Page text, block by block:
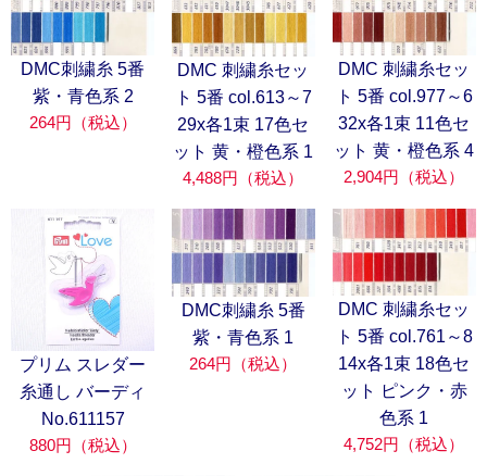
DMC刺繍糸 5番
紫・青色系 2
264円（税込）
DMC 刺繍糸セッ
ト 5番 col.613～7
29x各1束 17色セ
ット 黄・橙色系 1
4,488円（税込）
DMC 刺繍糸セッ
ト 5番 col.977～6
32x各1束 11色セ
ット 黄・橙色系 4
2,904円（税込）
プリム スレダー
糸通し バーディ
No.611157
880円（税込）
DMC刺繍糸 5番
紫・青色系 1
264円（税込）
DMC 刺繍糸セッ
ト 5番 col.761～8
14x各1束 18色セ
ット ピンク・赤
色系 1
4,752円（税込）